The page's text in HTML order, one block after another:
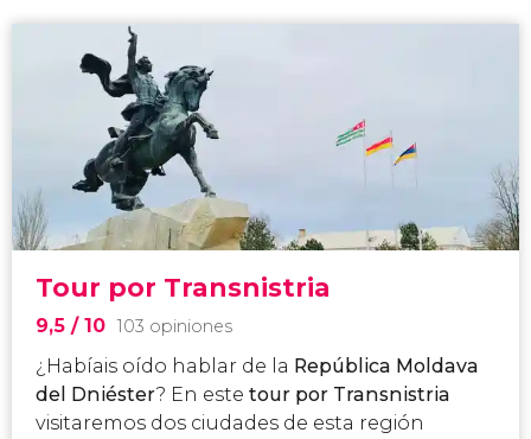
Tour por Transnistria
9,5 / 10 103 opiniones
¿Habíais oído hablar de la República Moldava
del Dniéster? En este tour por Transnistria
visitaremos dos ciudades de esta región